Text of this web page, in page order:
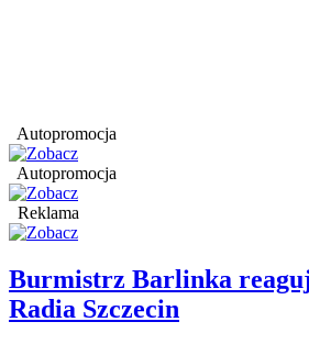
Autopromocja
Autopromocja
Reklama
Burmistrz Barlinka
Radia Szczecin